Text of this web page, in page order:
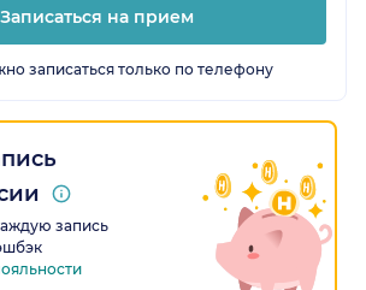
Записаться на прием
записаться только по телефону
запись